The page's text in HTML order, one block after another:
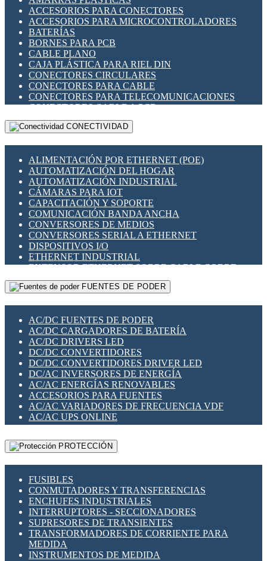
INDICADORES PARA PANEL
INTERFACES DE RELÉ
INTERRUPTORES FIN DE CARRERA
LLAVES CONMUTADORAS
MEDIDORES DE ENERGÍA Y TC'S DE CORRIENTE
MOTORES PASO A PASO
PANTALLAS HMI
PLC -CONTROLADORES LÓGICO PROGRAMABLES
PROGRAMADORES DE HORARIO
RELÉS DE PROTECCIÓN
SENSORES CAPACITIVOS
SENSORES INDUCTIVOS
TEMPORIZADORES
VARIACS
VARIADORES DE FRECUENCIA [VDF]
SECCIONADORES - INTERRUPTORES
MAQUINARIA
ACCESORIOS PARA CONECTORES
ACCESORIOS PARA MICROCONTROLADORES
BATERÍAS
BORNES PARA PCB
CABLE PLANO
CAJA PLÁSTICA PARA RIEL DIN
CONECTORES CIRCULARES
CONECTORES PARA CABLE
CONECTORES PARA TELECOMUNICACIONES
CONECTORES CABLE A PCB
CONECTORES PCB A CABLE
DIP SWITCHES
HERRAMIENTAS VARIAS
ILUMINACIÓN LED
INTERRUPTORES REED
INTERFACES DE RELÉ
OTROS RELÉS
PROTECCIÓN TÉRMICA
RELÉS AUTOMOTRICES
RELÉS DE SEÑAL
RELÉS DE ESTADO SÓLIDO SSR
RELÉS INDUSTRIALES
RELÉS MINIATURA DE POTENCIA
SENSORES MAGNÉTICOS
SWITCH Y MICROSWITCH
TARJETAS PI
UNIÓN Y DERIVACIÓN DE CABLE
CONECTIVIDAD
ALIMENTACIÓN POR ETHERNET (POE)
AUTOMATIZACIÓN DEL HOGAR
AUTOMATIZACIÓN INDUSTRIAL
CÁMARAS PARA IOT
CAPACITACIÓN Y SOPORTE
COMUNICACIÓN BANDA ANCHA
CONVERSORES DE MEDIOS
CONVERSORES SERIAL A ETHERNET
DISPOSITIVOS I/O
ETHERNET INDUSTRIAL
EXTENSOR ETHERNET SOBRE CABLE COBRE
GATEWAY LORAWAN
GESTIÓN DE REDES
PLACAS MODULARES IOT
SWITCHES Y REDES WIFI
SOLUCIONES IOT
SOLUCIONES LORAWAN
SOLUCIONES RED CELULAR
SEGURIDAD PARA REDES
SWITCHES LAN
TELEFONÍA IP (VOIP)
VIGILANCIA IP (CCTV)
MESHTASTIC
FUENTES DE PODER
AC/DC FUENTES DE PODER
AC/DC CARGADORES DE BATERÍA
AC/DC DRIVERS LED
DC/DC CONVERTIDORES
DC/DC CONVERTIDORES DRIVER LED
DC/AC INVERSORES DE ENERGÍA
AC/AC ENERGÍAS RENOVABLES
ACCESORIOS PARA FUENTES
AC/AC VARIADORES DE FRECUENCIA VDF
AC/AC UPS ONLINE
PROTECCIÓN
FUSIBLES
CONMUTADORES Y TRANSFERENCIAS
ENCHUFES INDUSTRIALES
INTERRUPTORES - SECCIONADORES
SUPRESORES DE TRANSIENTES
TRANSFORMADORES DE CORRIENTE PARA
MEDIDA
INSTRUMENTOS DE MEDIDA